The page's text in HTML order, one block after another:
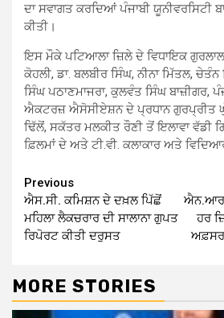
ਦਾ ਸਵਾਗਤ ਕਰਦਿਆਂ ਪੰਜਾਬੀ ਯੂਨੀਵਰਸਿਟੀ
ਕੀਤੀ।
ਇਸ ਮੌਕੇ ਪਟਿਆਲਾ ਜ਼ਿਲੇ ਦੇ ਵਿਧਾਇਕ
ਕੋਹਲੀ, ਡਾ. ਬਲਬੀਰ ਸਿੰਘ, ਨੀਨਾ ਮਿੱਤਲ,
ਸਿੰਘ ਪਠਾਣਮਾਜਰਾ, ਕੁਲਵੰਤ ਸਿੰਘ ਬਾਜ਼ੀਗਰ,
ਐਕਟਰਜ਼ ਐਸੋਸੀਏਸ਼ਨ ਦੇ ਪ੍ਰਧਾਨ ਗੁਰਪ੍ਰੀਤ
ਢਿੱਲੋਂ, ਸਕੱਤਰ ਮਲਕੀਤ ਰੌਣੀ ਤੋਂ ਇਲਾਵਾ ਵੱਡੀ
ਫ਼ਿਲਮਾਂ ਦੇ ਅਤੇ ਟੀ.ਵੀ. ਕਲਾਕਾਰ ਅਤੇ
Continue
Reading
Previous
ਐਸ.ਸੀ. ਕਮਿਸ਼ਨ ਦੇ ਦਖ਼ਲ ਪਿੱਛੋਂ
ਮਹਿਲਾ ਲੈਕਚਰਾਰ ਦੀ ਸਾਲਾਨਾ ਗੁਪਤ
ਰਿਪੋਰਟ ਕੀਤੀ ਦਰੁਸਤ
ਹਰ
MORE STORIES